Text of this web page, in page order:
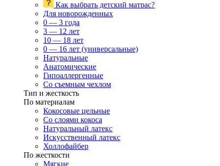
Как выбрать детский матрас?
Для новорожденных
0 — 3 года
3 — 12 лет
10 — 18 лет
0 — 16 лет (универсальные)
Натуральные
Анатомические
Гипоаллергенные
Со съемным чехлом
Тип и жесткость
По материалам
Кокосовые цельные
Со слоями кокоса
Натуральный латекс
Искусственный латекс
Холлофайбер
По жесткости
Мягкие